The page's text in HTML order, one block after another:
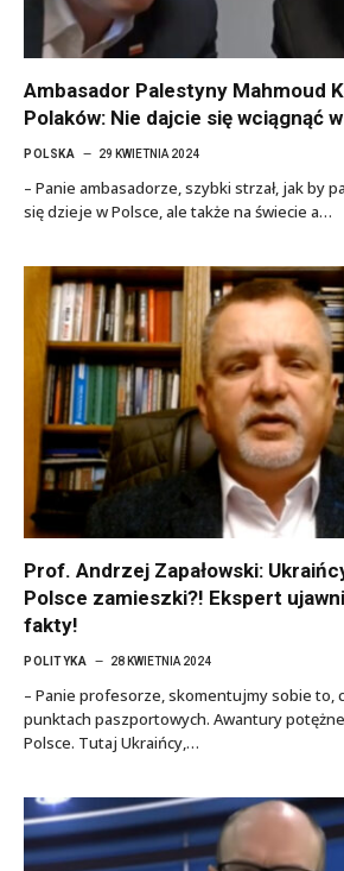
Ambasador Palestyny Mahmoud
Polaków: Nie dajcie się wciągnąć
POLSKA 29 KWIETNIA 2024
– Panie ambasadorze, szybki strzał, jak by
się dzieje w Polsce, ale także na świecie a…
Prof. Andrzej Zapałowski:
Polsce zamieszki?! Ekspert
fakty!
POLITYKA 28 KWIETNIA 2024
– Panie profesorze, skomentujmy sobie to,
punktach paszportowych. Awantury
Polsce. Tutaj Ukraińcy,…